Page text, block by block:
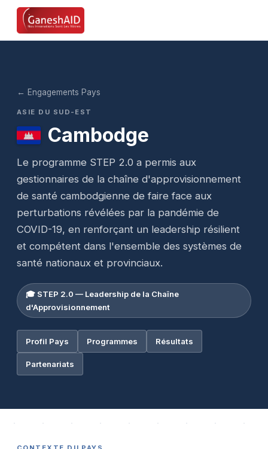
← Engagements Pays
ASIE DU SUD-EST
Cambodge
Le programme STEP 2.0 a permis aux
gestionnaires de la chaîne d'approvisionnement
de santé cambodgienne de faire face aux
perturbations révélées par la pandémie de
COVID-19, en renforçant un leadership résilient
et compétent dans l'ensemble des systèmes de
santé nationaux et provinciaux.
🎓 STEP 2.0 — Leadership de la Chaîne
d'Approvisionnement
Profil Pays Programmes Résultats
Partenariats